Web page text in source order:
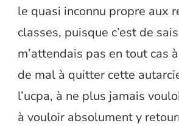
le quasi inconnu propre aux
classes, puisque c’est de
m’attendais pas en tout cas
de mal à quitter cette
l’ucpa, à ne plus jamais
à vouloir absolument y